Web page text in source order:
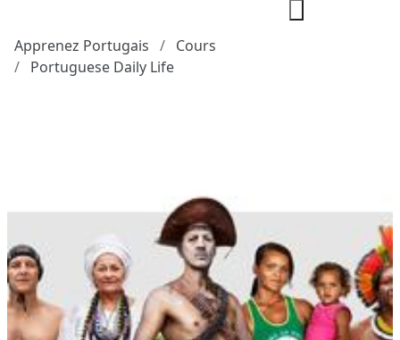
Apprenez Portugais
Cours
Portuguese Daily Life